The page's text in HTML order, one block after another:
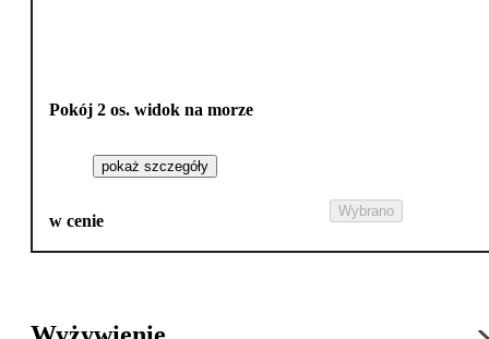
Pokój 2 os. widok na morze
pokaż szczegóły
w cenie
Wybrano